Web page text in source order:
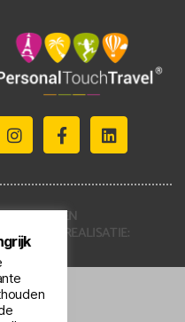
RECHTEN
| REALISATIE: